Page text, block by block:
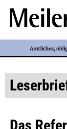
Amtliches,
Das